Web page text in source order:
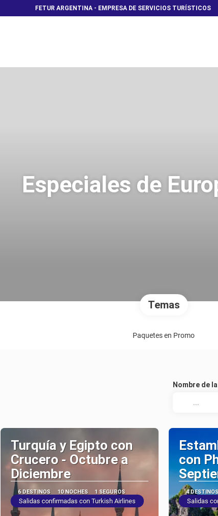
FETUR ARGENTINA - EMPRESA DE SERVICIOS TURÍSTICOS
Especiales de
Temas
Paquetes en Promo
Nombre de
Turquía y Egipto con
Crucero - Octubre a
Diciembre
6 DESTINOS 10 NOCHES 1 SEGUROS
Salidas confirmadas con Turkish Airlines
con
4 DESTINOS
Salidas